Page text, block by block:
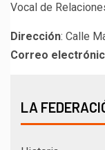
Vocal de
Dirección: Calle
Correo
LA